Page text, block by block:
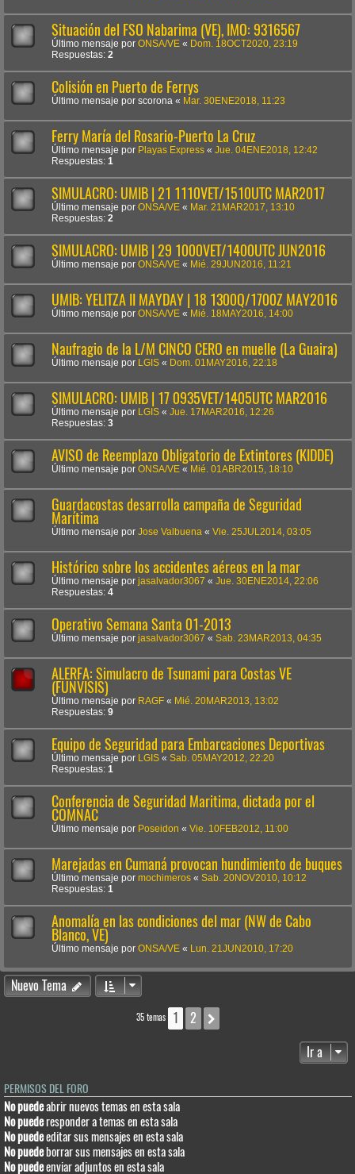
Situación del FSO Nabarima (VE), IMO: 9316567
Último mensaje por ONSA/VE « Dom. 18OCT2020, 23:19
Respuestas: 2
Colisión en Puerto de Ferrys
Último mensaje por scorona « Mar. 30ENE2018, 11:23
Ferry María del Rosario-Puerto La Cruz
Último mensaje por Playas Express « Jue. 04ENE2018, 12:42
Respuestas: 1
SIMULACRO: UMIB | 21 1110VET/1510UTC MAR2017
Último mensaje por ONSA/VE « Mar. 21MAR2017, 13:10
Respuestas: 2
SIMULACRO: UMIB | 29 1000VET/1400UTC JUN2016
Último mensaje por ONSA/VE « Mié. 29JUN2016, 11:21
UMIB: YELITZA II MAYDAY | 18 1300Q/1700Z MAY2016
Último mensaje por ONSA/VE « Mié. 18MAY2016, 14:00
Naufragio de la L/M CINCO CERO en muelle (La Guaira)
Último mensaje por LGIS « Dom. 01MAY2016, 22:18
SIMULACRO: UMIB | 17 0935VET/1405UTC MAR2016
Último mensaje por LGIS « Jue. 17MAR2016, 12:26
Respuestas: 3
AVISO de Reemplazo Obligatorio de Extintores (KIDDE)
Último mensaje por ONSA/VE « Mié. 01ABR2015, 18:10
Guardacostas desarrolla campaña de Seguridad
Marítima
Último mensaje por Jose Valbuena « Vie. 25JUL2014, 03:05
Histórico sobre los accidentes aéreos en la mar
Último mensaje por jasalvador3067 « Jue. 30ENE2014, 22:06
Respuestas: 4
Operativo Semana Santa 01-2013
Último mensaje por jasalvador3067 « Sab. 23MAR2013, 04:35
ALERFA: Simulacro de Tsunami para Costas VE
(FUNVISIS)
Último mensaje por RAGF « Mié. 20MAR2013, 13:02
Respuestas: 9
Equipo de Seguridad para Embarcaciones Deportivas
Último mensaje por LGIS « Sab. 05MAY2012, 22:20
Respuestas: 1
Conferencia de Seguridad Maritima, dictada por el
COMNAC
Último mensaje por Poseidon « Vie. 10FEB2012, 11:00
Marejadas en Cumaná provocan hundimiento de buques
Último mensaje por mochimeros « Sab. 20NOV2010, 10:12
Respuestas: 1
Anomalía en las condiciones del mar (NW de Cabo
Blanco, VE)
Último mensaje por ONSA/VE « Lun. 21JUN2010, 17:20
Nuevo Tema
35 temas 1 2
Ir a
PERMISOS DEL FORO
No puedeabrir nuevos temas en esta sala
No puederesponder a temas en esta sala
No puedeeditar sus mensajes en esta sala
No puedeborrar sus mensajes en esta sala
No puedeenviar adjuntos en esta sala